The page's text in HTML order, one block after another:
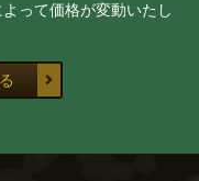
って価格が変動いたし